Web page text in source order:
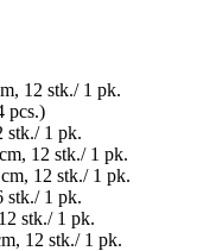
12 stk./ 1 pk.
pcs.)
stk./ 1 pk.
12 stk./ 1 pk.
12 stk./ 1 pk.
stk./ 1 pk.
stk./ 1 pk.
12 stk./ 1 pk.